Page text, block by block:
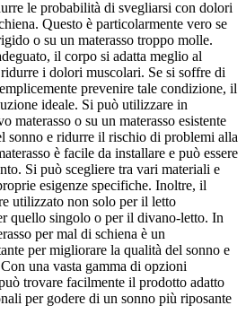
le probabilità di svegliarsi con dolori
Questo è particolarmente vero se
o su un materasso troppo molle.
il corpo si adatta meglio al
ridurre i dolori muscolari. Se si soffre di
prevenire tale condizione, il
ideale. Si può utilizzare in
materasso o su un materasso esistente
sonno e ridurre il rischio di problemi alla
è facile da installare e può essere
Si può scegliere tra vari materiali e
esigenze specifiche. Inoltre, il
utilizzato non solo per il letto
quello singolo o per il divano-letto. In
per mal di schiena è un
per migliorare la qualità del sonno e
una vasta gamma di opzioni
trovare facilmente il prodotto adatto
per godere di un sonno più riposante